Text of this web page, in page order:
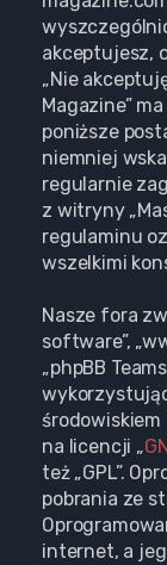
akceptujesz,
„Nie
Magazine”
poniższe
niemniej
regularnie
z witryny
regulaminu
wszelkimi
Nasze fora
software”,
„phpBB
na licencji „
też „GPL”.
pobrania ze
internet, a